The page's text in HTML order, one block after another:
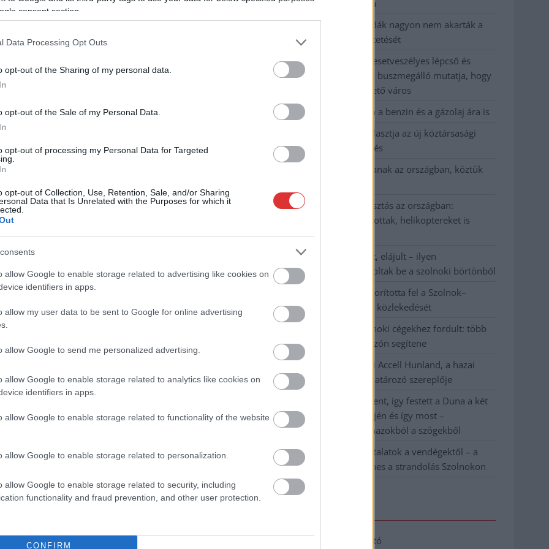
consent section.
Data Processing Opt Outs
opt-out of the Sharing of my personal data.
opt-out of the Sale of my Personal Data.
opt-out of processing my Personal Data for Targeted
opt-out of Collection, Use, Retention, Sale, and/or Sharing
Data that Is Unrelated with the Purposes for which it
allow Google to enable storage related to advertising like cookies on
identifiers in apps.
allow my user data to be sent to Google for online advertising
allow Google to send me personalized advertising.
allow Google to enable storage related to analytics like cookies on
identifiers in apps.
allow Google to enable storage related to functionality of the website
allow Google to enable storage related to personalization.
allow Google to enable storage related to security, including
functionality and fraud prevention, and other user protection.
CONFIRM
A klub hétfőn közölte, hogy a szerb tréner
ambíciói szerint karrierjét egy erősebb
Olajbányász
Caramel és Marsalkó, érkezik Tóth Gabi
a Megasztár zsűrijében, kikerült két, a
kormányt bíráló tag, helyükre pedig Tóth
műsor NER tóth gabi zsűri
kevesebbet vittek haza
A Szolnok megyei gazdák nagyon nem akarták a
JÉGER további üzemeltetését
Csendélet 5.0: alig balesetveszélyes lépcső és
remek állapotban levő buszmegálló mutatja, hogy
Szolnok mennyire élhető város
Pénteken újra csökken a benzin és a gázolaj ára is
Napokon belül megválasztja az új köztársasági
elnököt az Országgyűlés
Kiterjedt tüzek pusztítanak az országban, köztük
Harmadfokú hőségriasztás az országban:
Szolnokon klímát javítottak, helikoptereket is
bevetettek a tüzeknél
A zárkában rosszul lett, elájult – ilyen
körülményekről számoltak be a szolnoki börtönből
Váratlan fennakadás borította fel a Szolnok–
Kecskemét vasútvonal közlekedését
A polgármester a szolnoki cégekhez fordult: több
száz elbocsátott dolgozón segítene
Csődbe ment a tószegi Accell Hunland, a hazai
kerékpárgyártás meghatározó szereplője
Egyszer fent, egyszer lent, így festett a Duna a két
évvel ezelőtti árvíz idején és így most –
fotógyűjtemény ugyanazokból a szögekből
Ilyenek eddig a tapasztalatok a vendégektől – a
hőhullám miatt ingyenes a strandolás Szolnokon
Adatkezelési tájékoztató